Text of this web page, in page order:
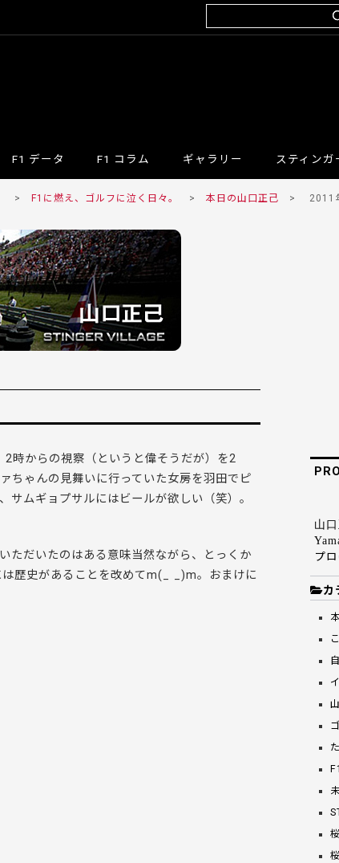
F1 データ F1 コラム ギャラリー スティンガ
> F1に燃え、ゴルフに泣く日々。 > 本日の山口正己 > 2011
時からの視察（というと偉そうだが）を2
ちゃんの見舞いに行っていた女房を羽田でピ
ムギョプサルにはビールが欲しい（笑）。
ただいたのはある意味当然ながら、とっくか
歴史があることを改めてm(_ _)m。おまけに
山
プ
カ